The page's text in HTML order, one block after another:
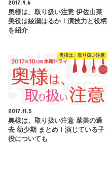
2017.9.6
奥様は、取り扱い注意 伊佐山菜
美役は綾瀬はるか！演技力と役柄
を紹介
奥様は、取り扱い注意
2017.11.5
奥様は、取り扱い注意 菜美の過
去 幼少期 まとめ！演じている子
役についても